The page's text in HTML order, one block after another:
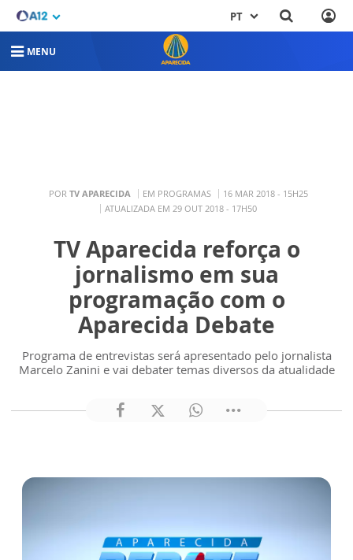
PT
MENU
POR TV APARECIDA EM PROGRAMAS
16 MAR 2018 - 15H25
ATUALIZADA EM 29 OUT 2018 - 17H50
TV Aparecida reforça o
jornalismo em sua
programação com o
Aparecida Debate
Programa de entrevistas será apresentado pelo jornalista
Marcelo Zanini e vai debater temas diversos da atualidade